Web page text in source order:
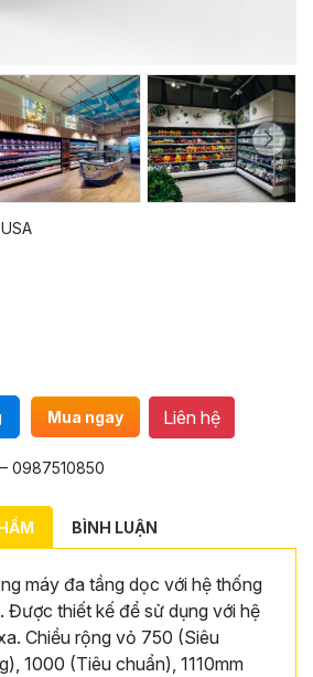
Mua ngay Liên hệ
0987510850
BÌNH LUẬN
máy đa tầng dọc với hệ thống
Được thiết kế để sử dụng với hệ
Chiều rộng vỏ 750 (Siêu
1000 (Tiêu chuẩn), 1110mm